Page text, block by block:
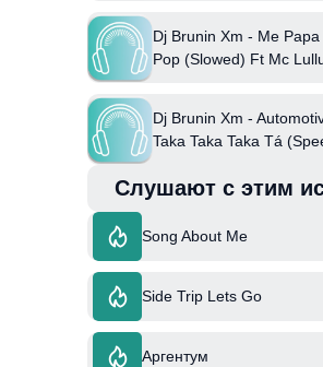
Dj Brunin Xm - Me
Pop (Slowed) Ft Mc
Dj Brunin Xm -
Taka Taka Taka Tá
Mc Erikah
Слушают с этим
Song About Me
Side Trip Lets Go
Аргентум